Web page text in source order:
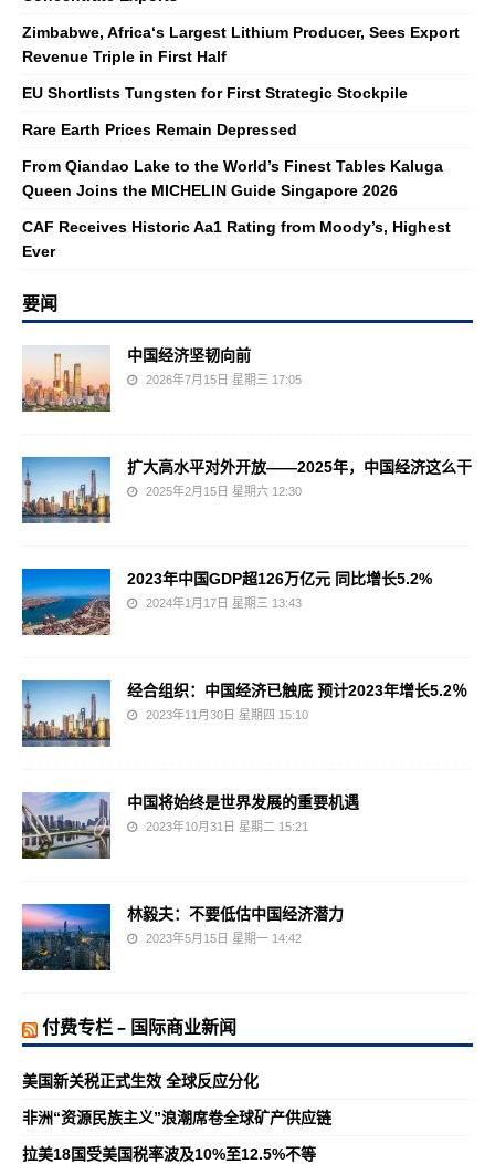
Zimbabwe, Africa‘s Largest Lithium Producer, Sees Export
Revenue Triple in First Half
EU Shortlists Tungsten for First Strategic Stockpile
Rare Earth Prices Remain Depressed
From Qiandao Lake to the World’s Finest Tables Kaluga
Queen Joins the MICHELIN Guide Singapore 2026
CAF Receives Historic Aa1 Rating from Moody’s, Highest
Ever
要闻
中国经济坚韧向前
2026年7月15日 星期三 17:05
扩大高水平对外开放——2025年，中国经济这么干
2025年2月15日 星期六 12:30
2023年中国GDP超126万亿元 同比增长5.2%
2024年1月17日 星期三 13:43
经合组织：中国经济已触底 预计2023年增长5.2％
2023年11月30日 星期四 15:10
中国将始终是世界发展的重要机遇
2023年10月31日 星期二 15:21
林毅夫：不要低估中国经济潜力
2023年5月15日 星期一 14:42
付费专栏 – 国际商业新闻
美国新关税正式生效 全球反应分化
非洲“资源民族主义”浪潮席卷全球矿产供应链
拉美18国受美国税率波及10%至12.5%不等